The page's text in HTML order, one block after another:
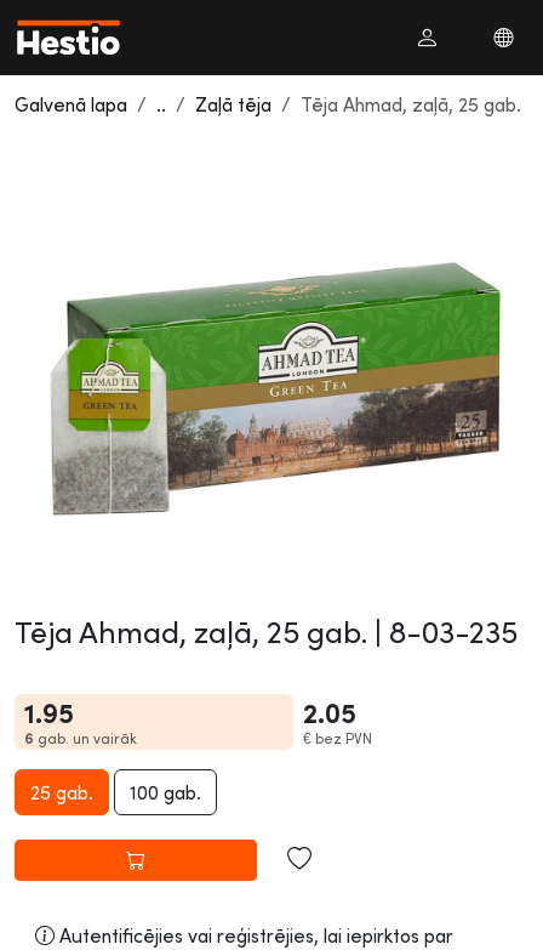
Galvenā lapa .. Zaļā tēja Tēja Ahmad, zaļā, 25 gab.
Tēja Ahmad, zaļā, 25 gab. | 8-03-235
1.95
6 gab. un vairāk
2.05
€ bez PVN
25 gab. 100 gab.
Autentificējies vai reģistrējies, lai iepirktos par